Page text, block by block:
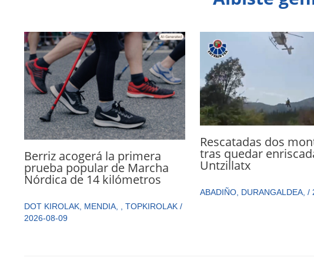
Berriz acogerá la primera
prueba popular de Marcha
Nórdica de 14 kilómetros
DOT KIROLAK, MENDIA, , TOPKIROLAK/
2026-08-09
Rescatadas dos
tras quedar
Untzillatx
ABADIÑO DURANGALDEA ,/